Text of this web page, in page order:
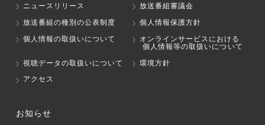
ニュースリリース
放送番組審議会
放送番組の種別の公表制度
個人情報保護方針
個人情報の取扱いについて
オンラインサービスにおける
個人情報等の取扱いについて
視聴データの取扱いについて
環境方針
アクセス
お知らせ